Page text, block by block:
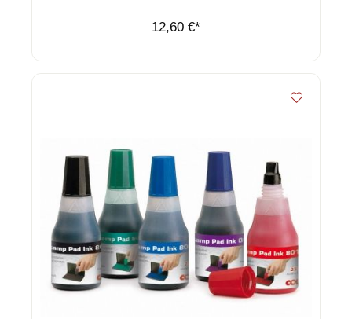
12,60 €*